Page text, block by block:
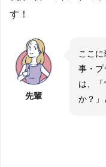
す！
先輩
ここ
事・プ
は、「
か？」